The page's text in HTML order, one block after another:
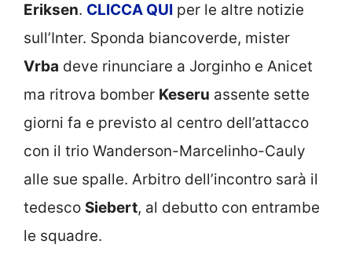
Eriksen. CLICCA QUI per le altre notizie
sull’Inter. Sponda biancoverde, mister
Vrba deve rinunciare a Jorginho e Anicet
ma ritrova bomber Keseru assente sette
giorni fa e previsto al centro dell’attacco
con il trio Wanderson-Marcelinho-Cauly
alle sue spalle. Arbitro dell’incontro sarà il
tedesco Siebert, al debutto con entrambe
le squadre.